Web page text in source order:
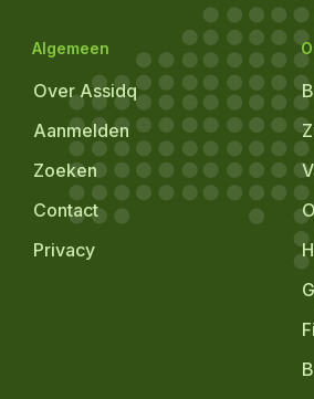
Algemeen
Over Assidq
Aanmelden
Zoeken
Contact
Privacy